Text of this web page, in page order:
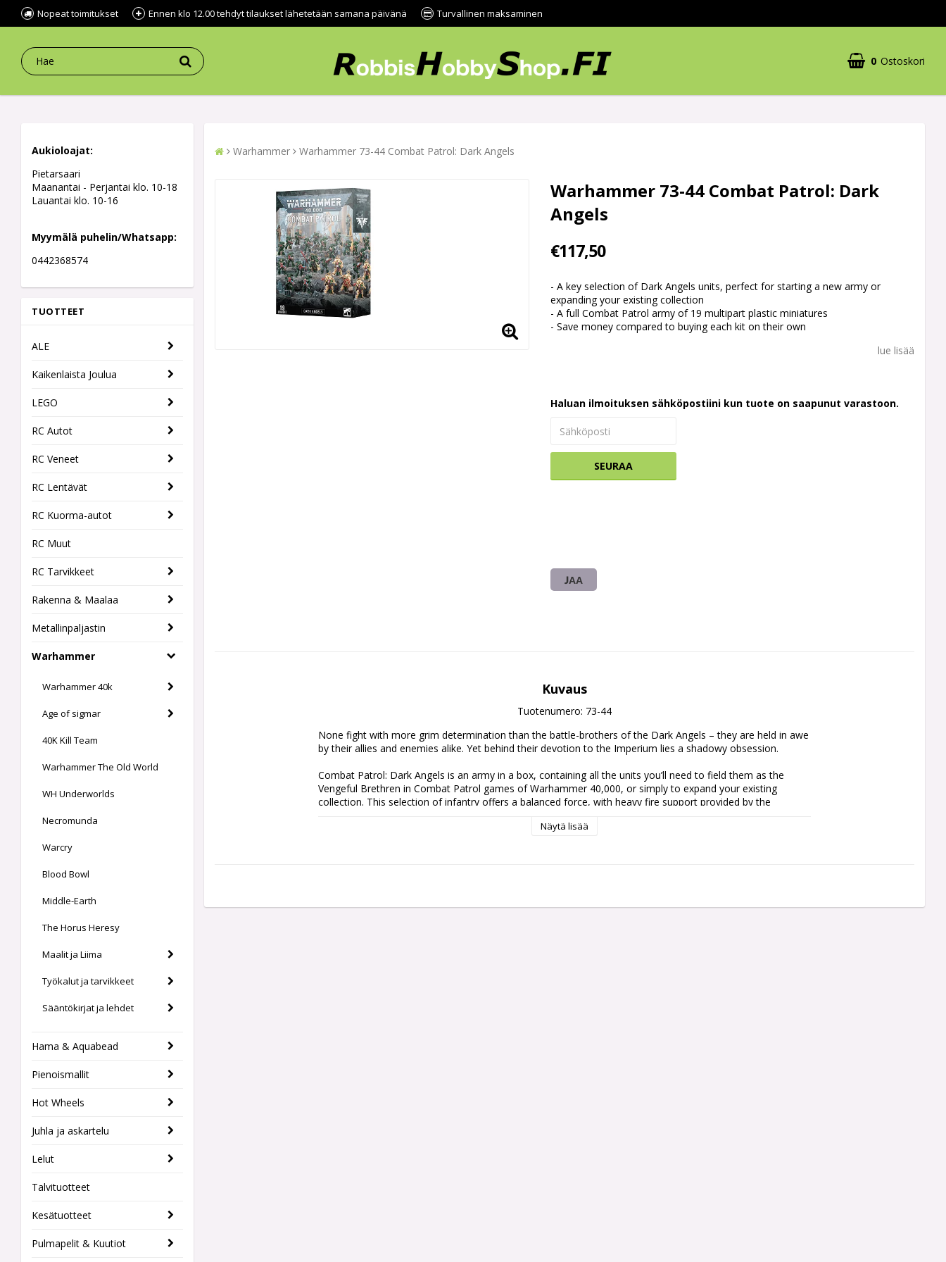
Nopeat toimitukset Ennen klo 12.00 tehdyt tilaukset lähetetään samana päivänä Turvallinen maksaminen
0 Ostoskori
Aukioloajat:
Pietarsaari
Maanantai - Perjantai klo. 10-18
Lauantai klo. 10-16
Myymälä puhelin/Whatsapp:
0442368574
TUOTTEET
ALE
Kaikenlaista Joulua
LEGO
RC Autot
RC Veneet
RC Lentävät
RC Kuorma-autot
RC Muut
RC Tarvikkeet
Rakenna & Maalaa
Metallinpaljastin
Warhammer
Warhammer 40k
Age of sigmar
40K Kill Team
Warhammer The Old World
WH Underworlds
Necromunda
Warcry
Blood Bowl
Middle-Earth
The Horus Heresy
Maalit ja Liima
Työkalut ja tarvikkeet
Sääntökirjat ja lehdet
Hama & Aquabead
Pienoismallit
Hot Wheels
Juhla ja askartelu
Lelut
Talvituotteet
Kesätuotteet
Pulmapelit & Kuutiot
Warhammer Warhammer 73-44 Combat Patrol: Dark Angels
Warhammer 73-44 Combat Patrol: Dark
Angels
€117,50
- A key selection of Dark Angels units, perfect for starting a new army or
expanding your existing collection
- A full Combat Patrol army of 19 multipart plastic miniatures
- Save money compared to buying each kit on their own
lue lisää
Haluan ilmoituksen sähköpostiini kun tuote on saapunut varastoon.
SEURAA
JAA
Kuvaus
Tuotenumero: 73-44
None fight with more grim determination than the battle-brothers of the Dark Angels – they are held in awe
by their allies and enemies alike. Yet behind their devotion to the Imperium lies a shadowy obsession.
Combat Patrol: Dark Angels is an army in a box, containing all the units you’ll need to field them as the
Vengeful Brethren in Combat Patrol games of Warhammer 40,000, or simply to expand your existing
collection. This selection of infantry offers a balanced force, with heavy fire support provided by the
Intercessors – all led by a mighty Captain clad in Gravis Armour. You can download a free copy of the
- 5x Hellblasters
Näytä lisää